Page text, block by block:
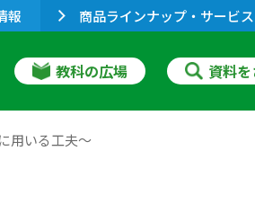
報 商品ラインナップ・サービス
教科の広場 資料
用いる工夫～